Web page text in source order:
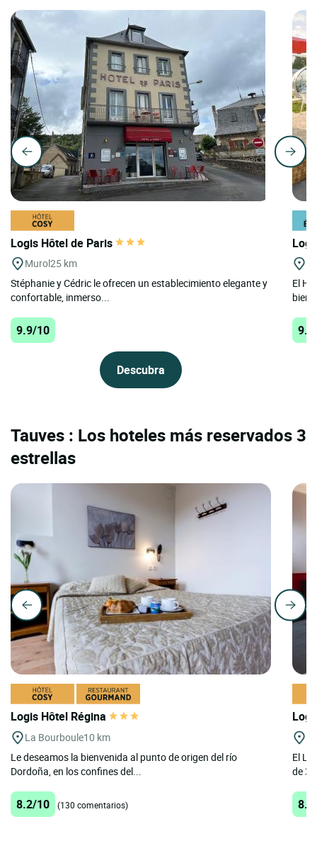
Logis Hôtel de Paris
Murol25 km
Stéphanie y Cédric le ofrecen un establecimiento elegante y
confortable, inmerso...
9.9/10
Descubra
El
Tauves : Los hoteles más reservados 3
estrellas
Logis Hôtel Régina
La Bourboule10 km
Le deseamos la bienvenida al punto de origen del río
Dordoña, en los confines del...
8.2/10 (130 comentarios)
El
de 3